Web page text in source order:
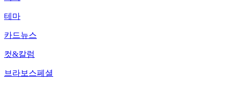
테마
카드뉴스
컷&칼럼
브라보스페셜